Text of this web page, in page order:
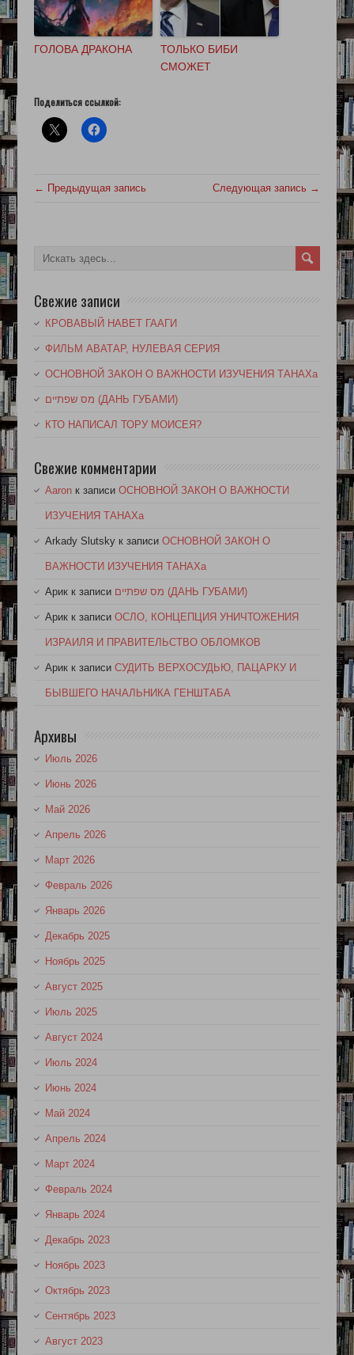
ГОЛОВА ДРАКОНА
ТОЛЬКО БИБИ
СМОЖЕТ
Поделиться ссылкой:
← Предыдущая запись Следующая запись →
Свежие записи
КРОВАВЫЙ НАВЕТ ГААГИ
ФИЛЬМ АВАТАР, НУЛЕВАЯ СЕРИЯ
ОСНОВНОЙ ЗАКОН О ВАЖНОСТИ ИЗУЧЕНИЯ ТАНАХа
מס שפתיים (ДАНЬ ГУБАМИ)
КТО НАПИСАЛ ТОРУ МОИСЕЯ?
Свежие комментарии
Aaronк записи ОСНОВНОЙ ЗАКОН О ВАЖНОСТИ
ИЗУЧЕНИЯ ТАНАХа
Arkady Slutskyк записи ОСНОВНОЙ ЗАКОН О
ВАЖНОСТИ ИЗУЧЕНИЯ ТАНАХа
Арикк записи מס שפתיים (ДАНЬ ГУБАМИ)
Арикк записи ОСЛО, КОНЦЕПЦИЯ УНИЧТОЖЕНИЯ
ИЗРАИЛЯ И ПРАВИТЕЛЬСТВО ОБЛОМКОВ
Арикк записи СУДИТЬ ВЕРХОСУДЬЮ, ПАЦАРКУ И
БЫВШЕГО НАЧАЛЬНИКА ГЕНШТАБА
Архивы
Июль 2026
Июнь 2026
Май 2026
Апрель 2026
Март 2026
Февраль 2026
Январь 2026
Декабрь 2025
Ноябрь 2025
Август 2025
Июль 2025
Август 2024
Июль 2024
Июнь 2024
Май 2024
Апрель 2024
Март 2024
Февраль 2024
Январь 2024
Декабрь 2023
Ноябрь 2023
Октябрь 2023
Сентябрь 2023
Август 2023